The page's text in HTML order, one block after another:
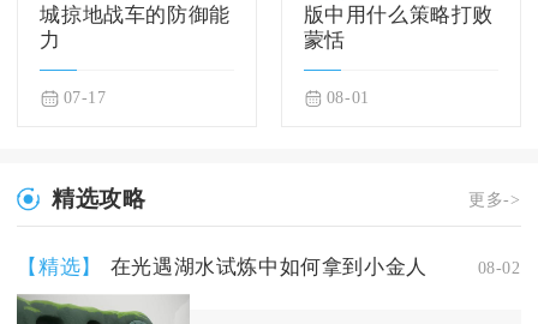
城掠地战车的防御能
力
07-17
版中用什么策略打败
蒙恬
08-01
精选攻略 更多->
【精选】 在光遇湖水试炼中如何拿到小金人 08-02